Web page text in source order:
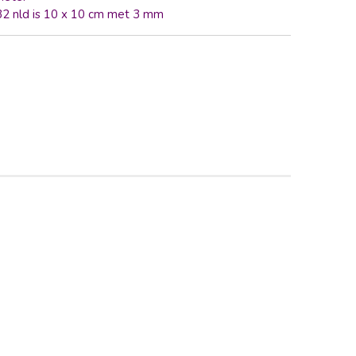
nld is 10 x 10 cm met 3 mm